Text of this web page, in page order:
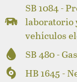
SB 1084 -
laboratorio
vehículos
SB 480 -
HB 1645 -